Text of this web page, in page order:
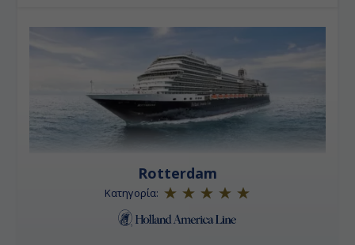
Λονδίνο είναι όπως η ποίηση σε σχέση με την πρόζα'
είπε κάποτε η συγγραφέας Σαρλότ Μπροντέ.
Rotterdam
Κατηγορία: